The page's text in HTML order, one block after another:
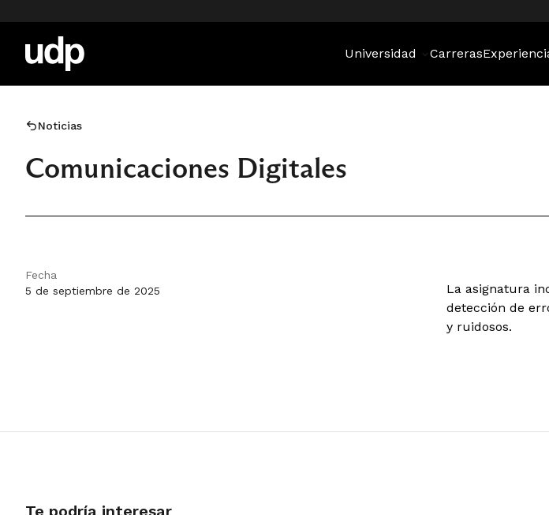
Universidad Carreras
Noticias
Comunicaciones Digitales
Fecha
5 de septiembre de 2025
La asignatura
detección de
y ruidosos.
Te podría interesar